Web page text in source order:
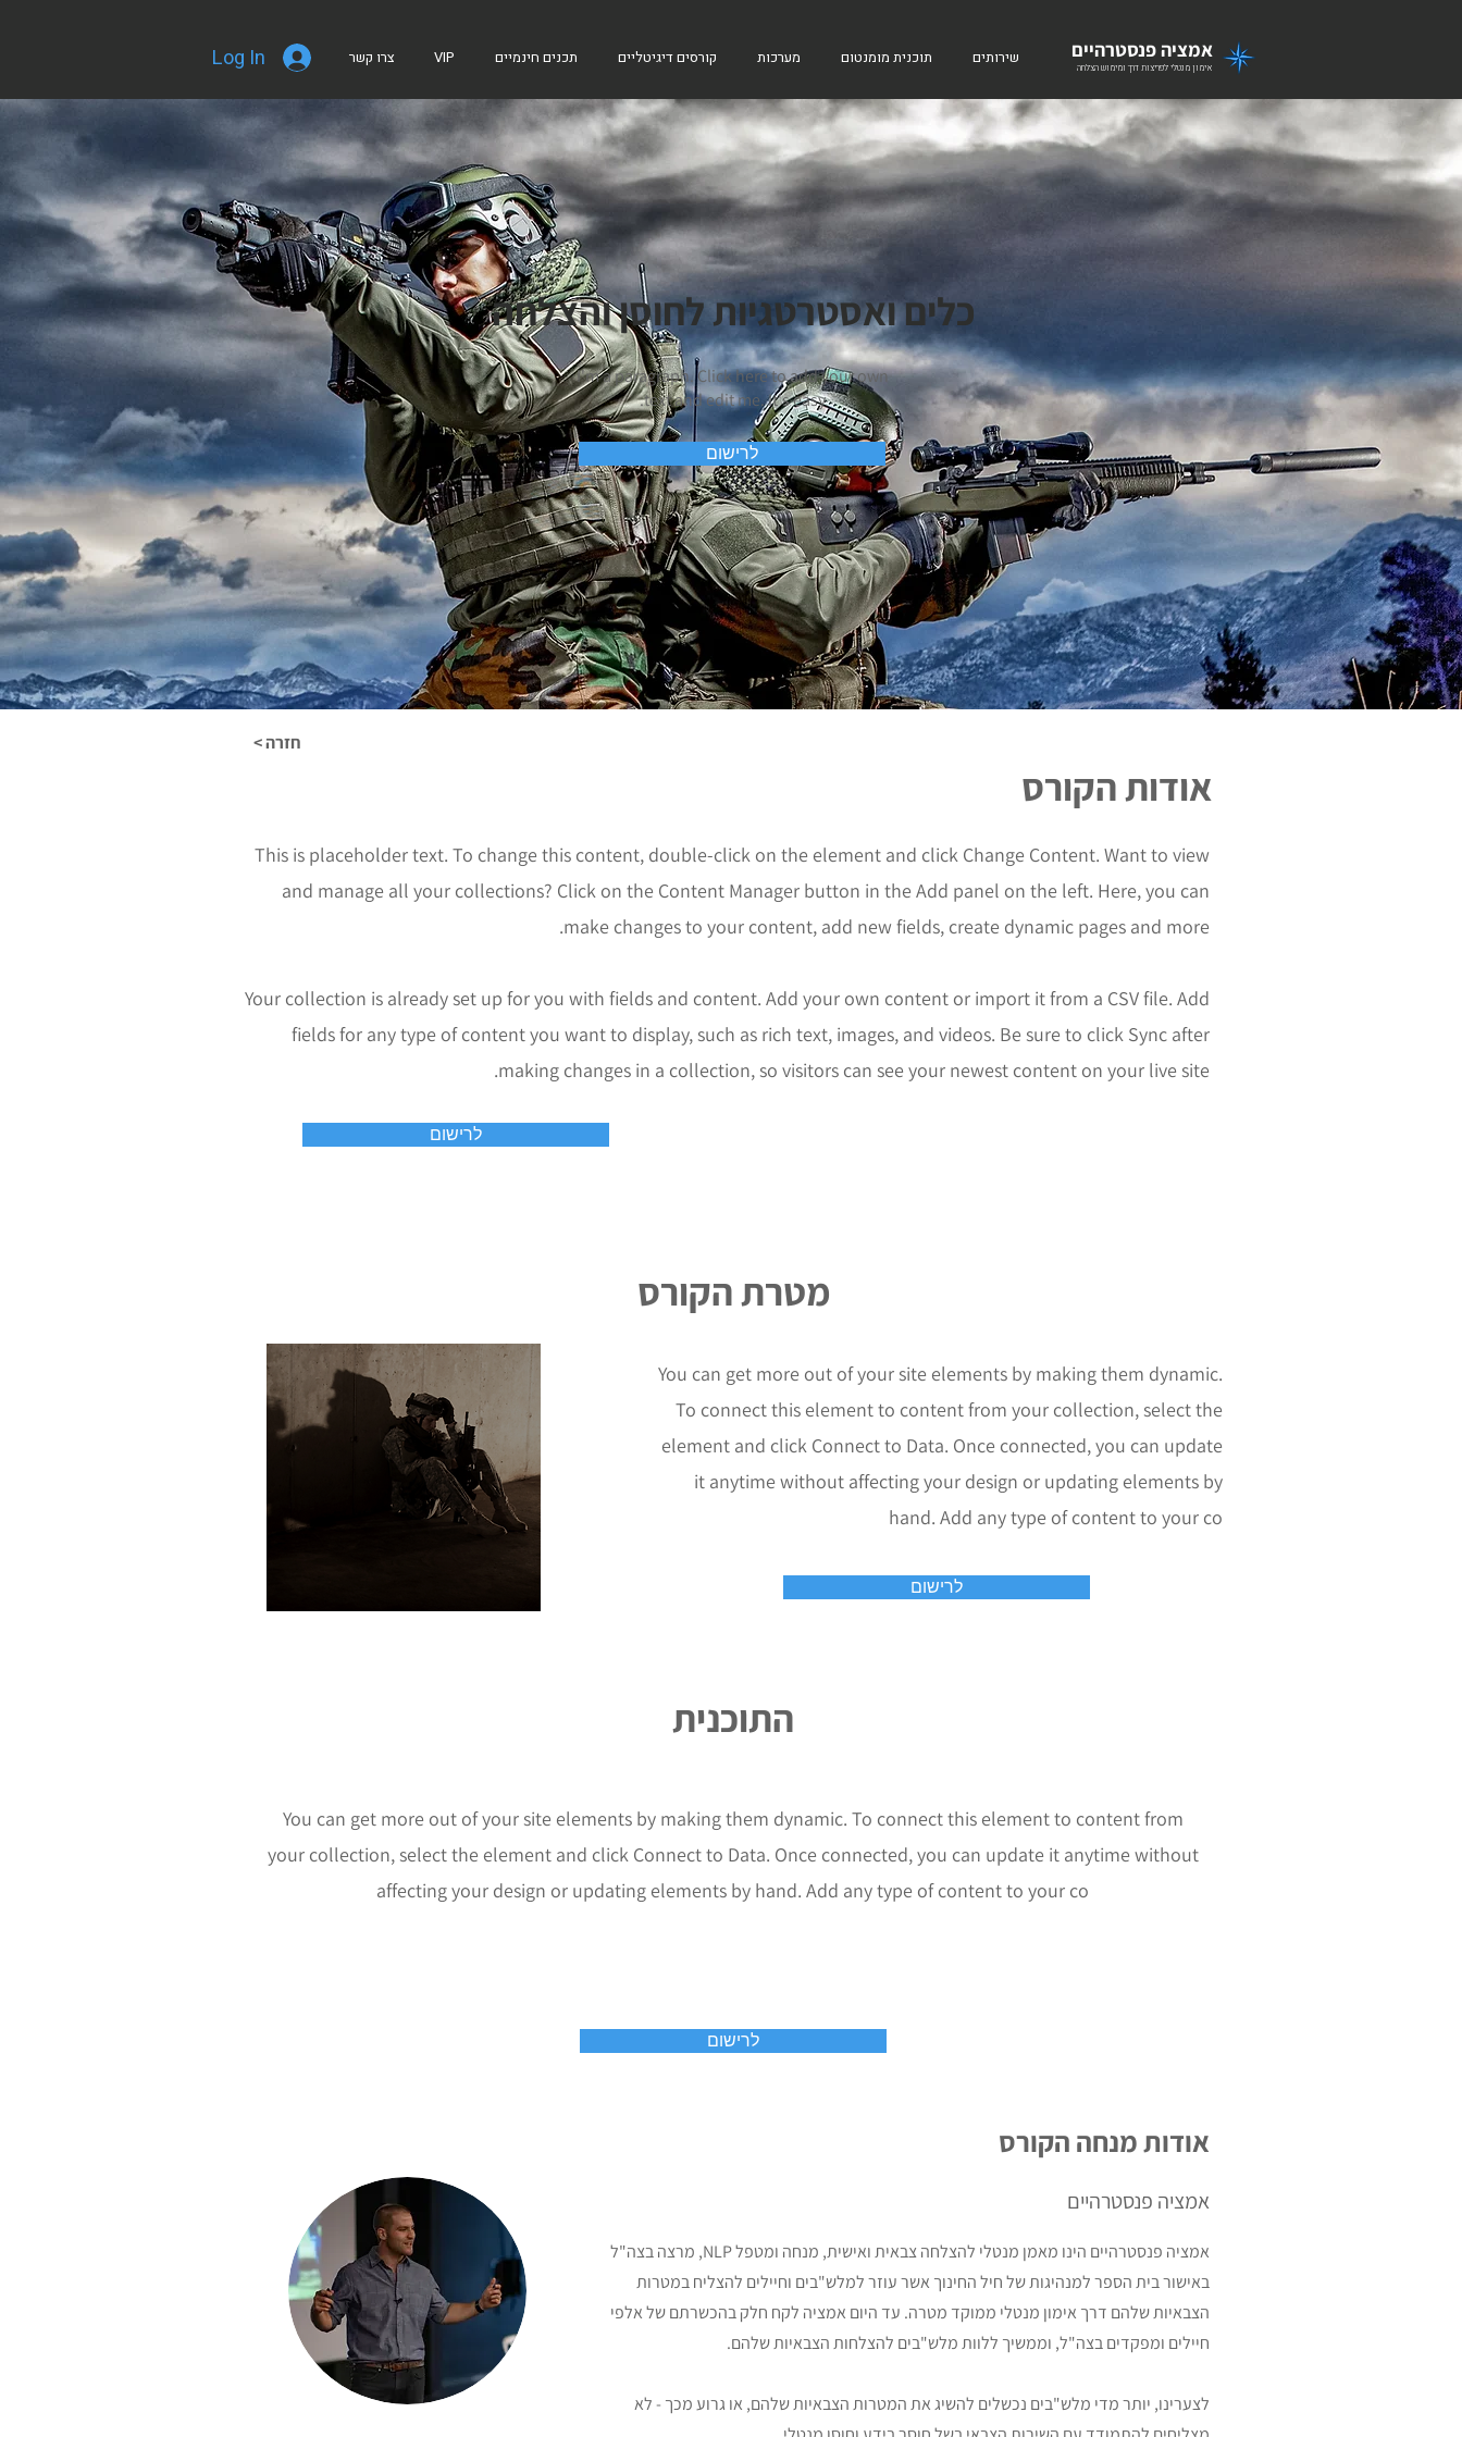
Log In שירותים תוכנית מומנטום מערכות קורסים דיגיטליים תכנים חינמיים VIP צרו קשר אמציה פנסטרהיים
אימון מנטלי לפריצות דרך ומימוש הצלחה
כלים ואסטרטגיות לחוסן והצלחה
I'm a paragraph. Click here to add your own
text and edit me. It's easy.
לרישום
< חזרה
אודות הקורס
This is placeholder text. To change this content, double-click on the element and click Change Content. Want to view
and manage all your collections? Click on the Content Manager button in the Add panel on the left. Here, you can
make changes to your content, add new fields, create dynamic pages and more.
Your collection is already set up for you with fields and content. Add your own content or import it from a CSV file. Add
fields for any type of content you want to display, such as rich text, images, and videos. Be sure to click Sync after
making changes in a collection, so visitors can see your newest content on your live site.
לרישום
מטרת הקורס
You can get more out of your site elements by making them dynamic.
To connect this element to content from your collection, select the
element and click Connect to Data. Once connected, you can update
it anytime without affecting your design or updating elements by
hand. Add any type of content to your co
לרישום
התוכנית
You can get more out of your site elements by making them dynamic. To connect this element to content from
your collection, select the element and click Connect to Data. Once connected, you can update it anytime without
affecting your design or updating elements by hand. Add any type of content to your co
לרישום
אודות מנחה הקורס
אמציה פנסטרהיים
אמציה פנסטרהיים הינו מאמן מנטלי להצלחה צבאית ואישית, מנחה ומטפל NLP, מרצה בצה"ל
באישור בית הספר למנהיגות של חיל החינוך אשר עוזר למלש"בים וחיילים להצליח במטרות
הצבאיות שלהם דרך אימון מנטלי ממוקד מטרה. עד היום אמציה לקח חלק בהכשרתם של אלפי
חיילים ומפקדים בצה"ל, וממשיך ללוות מלש"בים להצלחות הצבאיות שלהם.
לצערינו, יותר מדי מלש"בים נכשלים להשיג את המטרות הצבאיות שלהם, או גרוע מכך - לא